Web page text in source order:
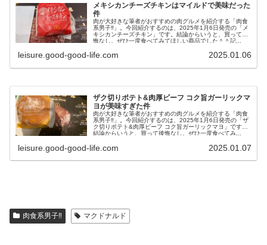
メキシカンチーズチキンはマイルドで美味だった
件
肉が大好きな筆者がおすすめの肉グルメを紹介する「肉食
系男子‼︎」。今回紹介するのは、2025年1月6日発売の「メ
キシカンチーズチキン」です。結論からいうと、買って後
悔なし。ぜひ一度食べてみてほしい商品でした＾＾記...
leisure.good-good-life.com 2025.01.06
ザク切りポテト&肉厚ビーフ コク旨ガーリックマ
ヨが美味すぎた件
肉が大好きな筆者がおすすめの肉グルメを紹介する「肉食
系男子‼︎」。今回紹介するのは、2025年1月6日発売の「ザ
ク切りポテト&肉厚ビーフ コク旨ガーリックマヨ」です。
結論からいうと、買って後悔なし。ぜひ一度食べてみ...
leisure.good-good-life.com 2025.01.07
肉食系男子‼︎ マクドナルド